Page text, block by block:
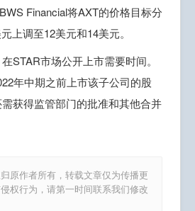
Financial将AXT的价格目标分
上调至12美元和14美元。
STAR市场公开上市需要时间。
年中期之前上市该子公司的股
获得监管部门的批准和其他合并
原作者所有，转载文章仅为传播更
权行为，请第一时间联系我们修改